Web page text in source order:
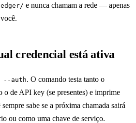
e nunca chamam a rede — apenas
credencial está ativa
--auth. O comando testa tanto o
o de API key (se presentes) e imprime
sabe se a próxima chamada sairá
ou como uma chave de serviço.